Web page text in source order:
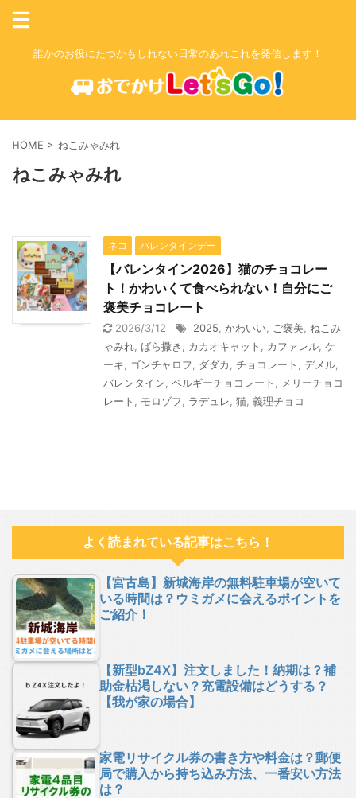
誰かのお役にたつかもしれない日常のあれこれを発信します！
HOME > ねこみゃみれ
ねこみゃみれ
ネコ バレンタインデー
【バレンタイン2026】猫のチョコレー
ト！かわいくて食べられない！自分にご
褒美チョコレート
2026/3/12 2025 かわいい ご褒美
ねこみ
ゃみれ ばら撒き カカオキャット カファレル ケ
ーキ
ゴンチャロフ ダダカ チョコレート デメル
バレンタイン ベルギーチョコレート
メリーチョコ
レート
モロゾフ ラデュレ 猫 義理チョコ
よく読まれている記事はこちら！
【宮古島】新城海岸の無料駐車場が空いて
いる時間は？ウミガメに会えるポイントを
ご紹介！
【新型bZ4X】注文しました！納期は？補
助金枯渇しない？充電設備はどうする？
【我が家の場合】
家電リサイクル券の書き方や料金は？郵便
局で購入から持ち込み方法、一番安い方法
は？